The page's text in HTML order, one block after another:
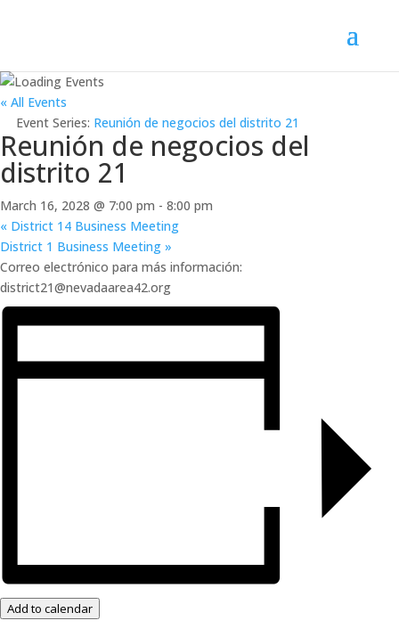
« All Events
Event Series: Reunión de negocios del distrito 21
Reunión de negocios del
distrito 21
March 16, 2028 @ 7:00 pm - 8:00 pm
« District 14 Business Meeting
District 1 Business Meeting »
Correo electrónico para más información:
district21@nevadaarea42.org
Add to calendar